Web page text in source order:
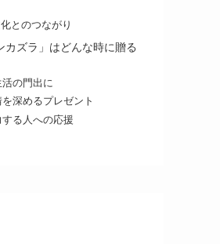
とのつながり
カズラ」はどんな時に贈る
活の門出に
深めるプレゼント
る人への応援